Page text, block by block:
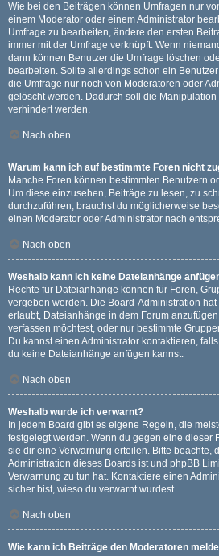
Wie bei den Beiträgen können Umfragen nur
einem Moderator oder einem Administrator
Umfrage zu bearbeiten, ändere den ersten
immer mit der Umfrage verknüpft. Wenn
dann können Benutzer die Umfrage löschen
bearbeiten. Sollte allerdings schon ein
die Umfrage nur noch von Moderatoren oder
gelöscht werden. Dadurch soll die
verhindert werden.
Nach oben
Warum kann ich auf bestimmte Foren nicht
Manche Foren können bestimmten Benutzern
Um diese einzusehen, Beiträge zu lesen, zu
durchzuführen, brauchst du möglicherweise
einen Moderator oder Administrator nach
Nach oben
Weshalb kann ich keine Dateianhänge
Rechte für Dateianhänge können für Foren,
vergeben werden. Die Board-Administration
erlaubt, Dateianhänge in dem Forum
verfassen möchtest, oder nur bestimmte
Du kannst einen Administrator kontaktieren,
du keine Dateianhänge anfügen kannst.
Nach oben
Weshalb wurde ich verwarnt?
In jedem Board gibt es eigene Regeln, die
festgelegt werden. Wenn du gegen eine dieser
sie dir eine Verwarnung erteilen. Bitte beachte,
Administration dieses Boards ist und phpBB
Verwarnung zu tun hat. Kontaktiere einen
sicher bist, wieso du verwarnt wurdest.
Nach oben
Wie kann ich Beiträge den Moderatoren